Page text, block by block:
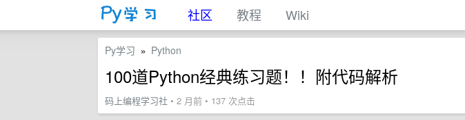
社区 教程 Wiki
Py学习 » Python
100道Python经典练习题！！附代码解析
码上编程学习社 • 2 月前 • 137 次点击